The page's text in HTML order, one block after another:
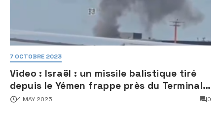
7 OCTOBRE 2023
Video : Israël : un missile balistique tiré
depuis le Yémen frappe près du Terminal
3 de l’aéroport Ben Gourion
4 MAY 2025 0